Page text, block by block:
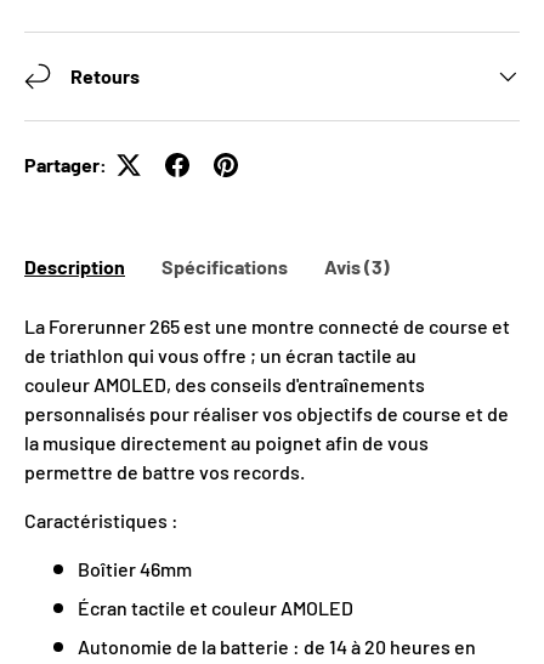
Retours
Partager:
Description Spécifications Avis (3)
La Forerunner 265 est une montre connecté de course et
de triathlon qui vous offre ; un écran tactile au
couleur AMOLED, des conseils d'entraînements
personnalisés pour réaliser vos objectifs de course et de
la musique directement au poignet afin de vous
permettre de battre vos records.
Caractéristiques :
Boîtier 46mm
Écran tactile et couleur AMOLED
Autonomie de la batterie : de 14 à 20 heures en